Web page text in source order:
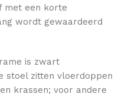
met een korte
wordt gewaardeerd
is zwart
stoel zitten vloerdoppen
krassen; voor andere